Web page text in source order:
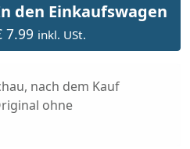
den Einkaufswagen
7.99 inkl. USt.
nach dem Kauf
ohne